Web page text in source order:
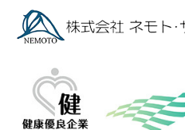
受託内容